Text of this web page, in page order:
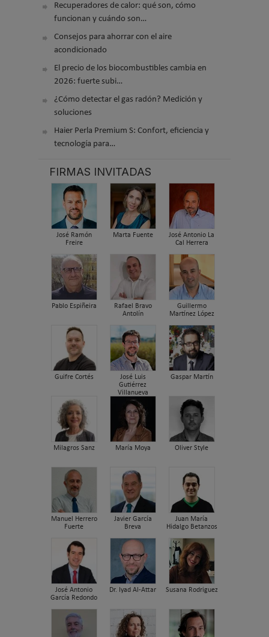
Recuperadores de calor: qué son, cómo
funcionan y cuándo son…
Consejos para ahorrar con el aire
acondicionado
El precio de los biocombustibles cambia en
2026: fuerte subi…
¿Cómo detectar el gas radón? Medición y
soluciones
Haier Perla Premium S: Confort, eficiencia y
tecnología para…
FIRMAS INVITADAS
José Ramón
Freire
Marta Fuente
José Antonio La
Cal Herrera
Pablo Espiñeira
Rafael Bravo
Antolín
Guillermo
Martínez López
Guifre Cortés
José Luis
Gutiérrez
Villanueva
Gaspar Martín
Milagros Sanz María Moya Oliver Style
Manuel Herrero
Fuerte
Javier García
Breva
Juan María
Hidalgo Betanzos
José Antonio
García Redondo
Dr. Iyad Al-Attar Susana Rodriguez